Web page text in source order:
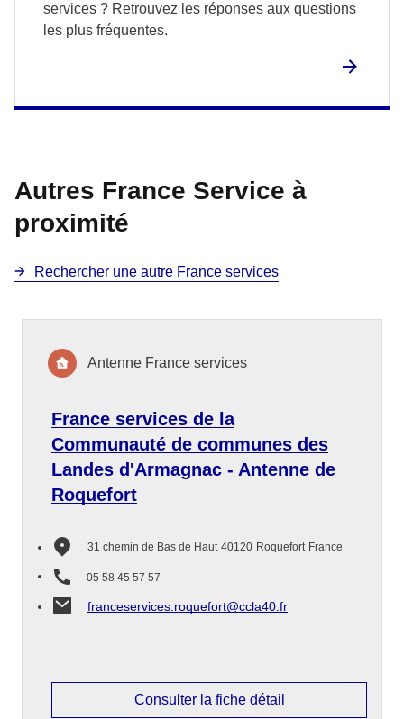
services ? Retrouvez les réponses aux questions
les plus fréquentes.
Autres France Service à
proximité
Rechercher une autre France services
France services de la
Communauté de communes des
Landes d'Armagnac - Antenne de
Roquefort
31 chemin de Bas de Haut 40120 Roquefort France
05 58 45 57 57
franceservices.roquefort@ccla40.fr
Antenne France services
Consulter la fiche détail